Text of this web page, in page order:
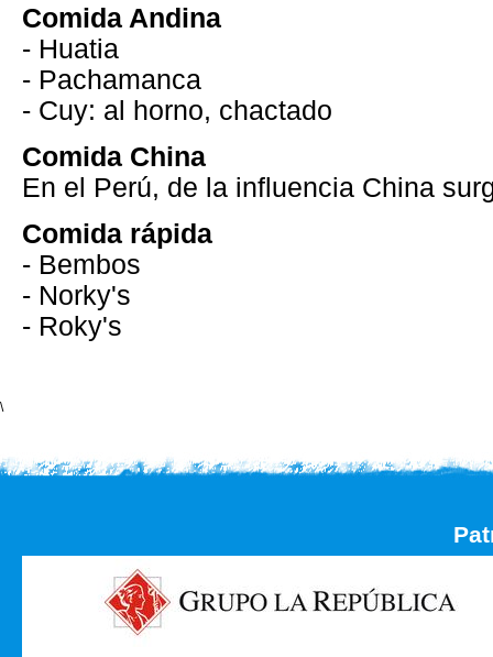
Comida Andina
- Huatia
- Pachamanca
- Cuy: al horno, chactado
Comida China
En el Perú, de la influencia China
Comida rápida
- Bembos
- Norky's
- Roky's
\